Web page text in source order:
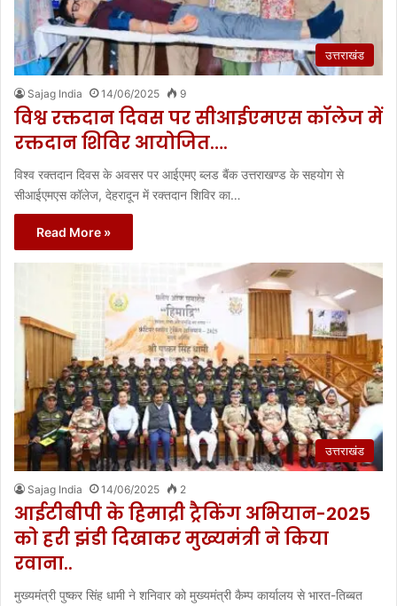
उत्तराखंड
Sajag India 14/06/2025 9
विश्व रक्तदान दिवस पर सीआईएमएस कॉलेज में
रक्तदान शिविर आयोजित….
विश्व रक्तदान दिवस के अवसर पर आईएमए ब्लड बैंक उत्तराखण्ड के सहयोग से
सीआईएमएस कॉलेज, देहरादून में रक्तदान शिविर का…
Read More »
उत्तराखंड
Sajag India 14/06/2025 2
आईटीबीपी के हिमाद्री ट्रैकिंग अभियान-2025
को हरी झंडी दिखाकर मुख्यमंत्री ने किया
रवाना..
मुख्यमंत्री पुष्कर सिंह धामी ने शनिवार को मुख्यमंत्री कैम्प कार्यालय से भारत-तिब्बत